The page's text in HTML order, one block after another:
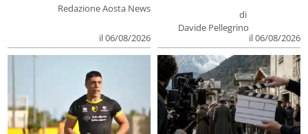
Redazione Aosta News
il 06/08/2026
di
Davide Pellegrino
il 06/08/2026